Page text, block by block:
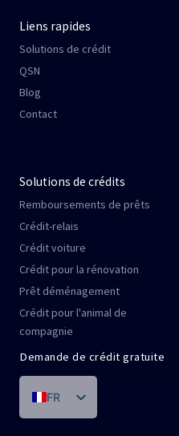
Liens rapides
Solutions de crédit
QSN
Blog
Contact
Solutions de crédits
Remboursements de prêts
Crédit-relais
Crédit voiture
Crédit pour la rénovation
Prêt déménagement
Crédit pour l'animal de
compagnie
Demande de crédit gratuite
FR